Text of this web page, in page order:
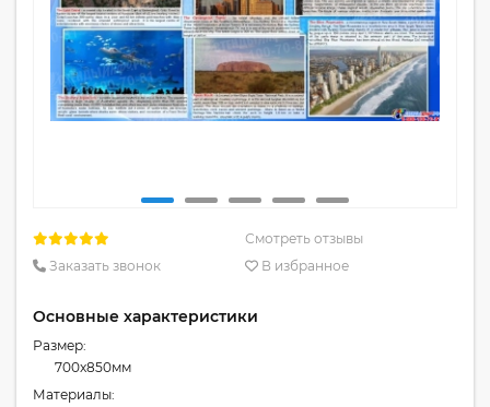
Смотреть отзывы
Заказать звонок
В избранное
Основные характеристики
Размер:
700x850мм
Материалы: